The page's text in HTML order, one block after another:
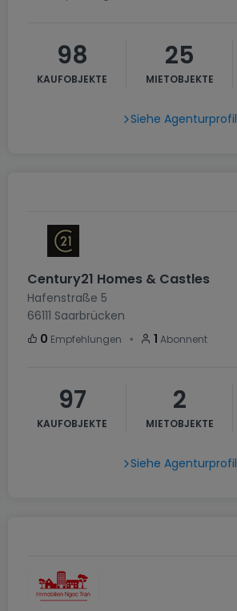
98
KAUFOBJEKTE
25
MIETOBJEKTE
Siehe Agenturprofil
Century21 Homes & Castles
Hafenstraße 5
66111 Saarbrücken
0 Empfehlungen ・ 1 Abonnent
97
KAUFOBJEKTE
2
MIETOBJEKTE
Siehe Agenturprofil